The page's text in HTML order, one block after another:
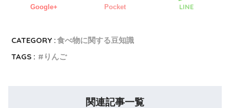
Google+ Pocket LINE
CATEGORY :食べ物に関する豆知識
TAGS :
りんご
関連記事一覧